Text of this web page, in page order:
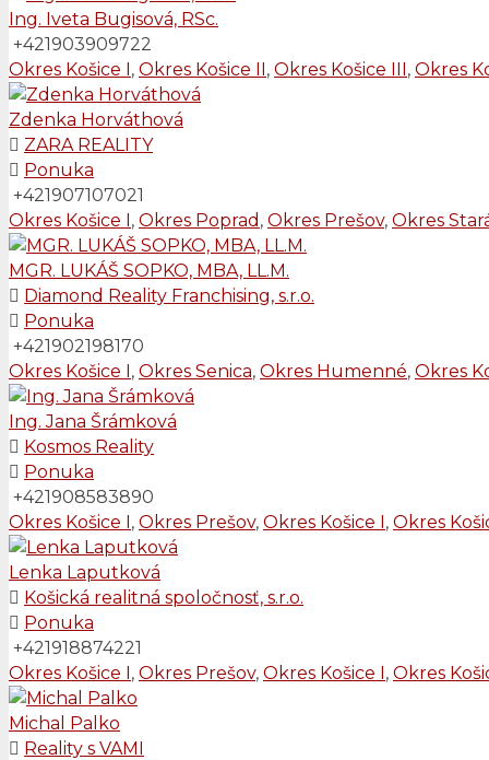
Ing. Iveta Bugisová, RSc.
+421903909722
Okres Košice I, Okres Košice II, Okres Košice III, Okres
Zdenka Horváthová
ZARA REALITY
Ponuka
+421907107021
Okres Košice I, Okres Poprad , Okres Prešov, Okres
MGR. LUKÁŠ SOPKO, MBA, LL.M.
Diamond Reality Franchising, s.r.o.
Ponuka
+421902198170
Okres Košice I, Okres Senica, Okres Humenné, Okres
Ing. Jana Šrámková
Kosmos Reality
Ponuka
+421908583890
Okres Košice I, Okres Prešov, Okres Košice I, Okres
Lenka Laputková
Košická realitná spoločnosť, s.r.o.
Ponuka
+421918874221
Okres Košice I, Okres Prešov, Okres Košice I, Okres
Michal Palko
Reality s VAMI